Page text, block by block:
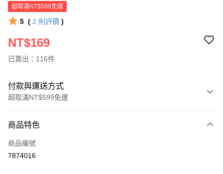
超取滿NT$599免運
5 ( 2 則評價 )
NT$169
已賣出：116件
付款與運送方式
超取滿NT$599免運
信用卡一次付款
超商取貨付款
商品特色
商品編號
7874016